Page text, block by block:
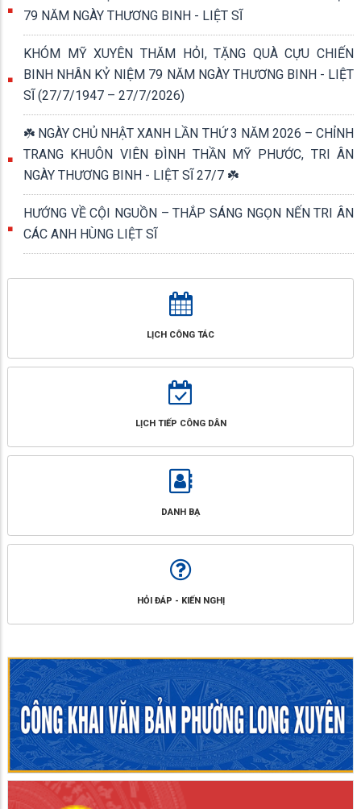
79 NĂM NGÀY THƯƠNG BINH - LIỆT SĨ
KHÓM MỸ XUYÊN THĂM HỎI, TẶNG QUÀ CỰU CHIẾN
BINH NHÂN KỶ NIỆM 79 NĂM NGÀY THƯƠNG BINH - LIỆT
SĨ (27/7/1947 – 27/7/2026)
☘️ NGÀY CHỦ NHẬT XANH LẦN THỨ 3 NĂM 2026 – CHỈNH
TRANG KHUÔN VIÊN ĐÌNH THẦN MỸ PHƯỚC, TRI ÂN
NGÀY THƯƠNG BINH - LIỆT SĨ 27/7 ☘️
HƯỚNG VỀ CỘI NGUỒN – THẮP SÁNG NGỌN NẾN TRI ÂN
CÁC ANH HÙNG LIỆT SĨ
LỊCH CÔNG TÁC
LỊCH TIẾP CÔNG DÂN
DANH BẠ
HỎI ĐÁP - KIẾN NGHỊ